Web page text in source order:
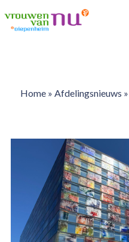
Home» Afdelingsnieuws »